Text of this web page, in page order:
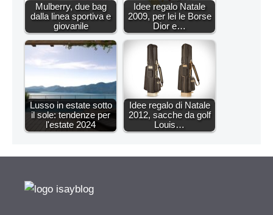
Mulberry, due bag
dalla linea sportiva e
giovanile
Idee regalo Natale
2009, per lei le Borse
Dior e…
Lusso in estate sotto
il sole: tendenze per
l'estate 2024
Idee regalo di Natale
2012, sacche da golf
Louis…